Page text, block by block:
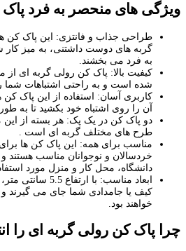
ویژگی های منحصر به فرد
طراحی جذاب و فانتزی: این پاک کن ها
گربه های دوست داشتنی، به میز
به فرد می بخشند.
کیفیت بالا: پاک کن رولی گربه ای از
شده است و به راحتی اشتباهات شما
کاربری آسان: استفاده از این پاک
آن را روی اشتباه خود بکشید تا به
دو پاک کن در یک پک: هر بسته از
طرح های مختلف گربه ای است .
مناسب برای همه: این پاک کن ها برای
خردسالان و نوجوانان مناسب هستند
دانشگاه، محل کار و منزل مورد
ابعاد مناسب: با
کیف یا جامدادی شما جای می
خواهند بود.
چرا پاک کن رولی گربه ای را